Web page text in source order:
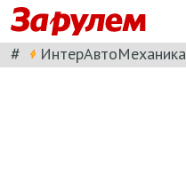
# ИнтерАвтоМеханика